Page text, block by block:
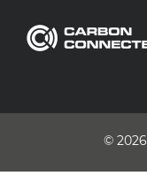
© 2026